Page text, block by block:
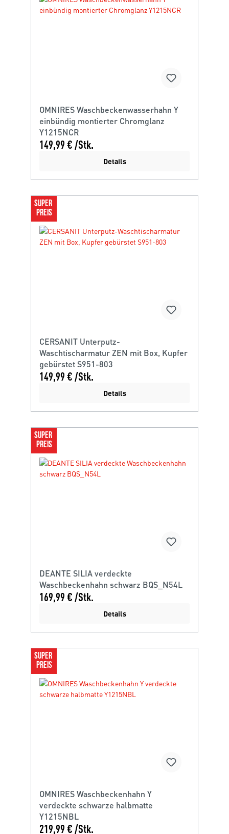
OMNIRES Waschbeckenwasserhahn Y
einbündig montierter Chromglanz
Y1215NCR
149,99 € /Stk.
Details
SUPER
PREIS
CERSANIT Unterputz-
Waschtischarmatur ZEN mit Box, Kupfer
gebürstet S951-803
149,99 € /Stk.
Details
SUPER
PREIS
DEANTE SILIA verdeckte
Waschbeckenhahn schwarz BQS_N54L
169,99 € /Stk.
Details
SUPER
PREIS
OMNIRES Waschbeckenhahn Y
verdeckte schwarze halbmatte
Y1215NBL
219,99 € /Stk.